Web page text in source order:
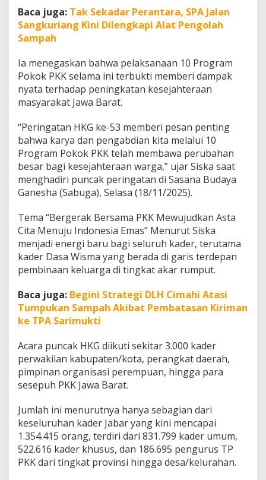
j
u
a
J
a
b
s
t
i
m
e
w
Baca juga: Tak Sekadar Perantara, SPA Jalan
Sangkuriang Kini Dilengkapi Alat Pengolah
Sampah
Ia menegaskan bahwa pelaksanaan 10 Program
Pokok PKK selama ini terbukti memberi dampak
nyata terhadap peningkatan kesejahteraan
masyarakat Jawa Barat.
“Peringatan HKG ke-53 memberi pesan penting
bahwa karya dan pengabdian kita melalui 10
Program Pokok PKK telah membawa perubahan
besar bagi kesejahteraan warga,” ujar Siska saat
menghadiri puncak peringatan di Sasana Budaya
Ganesha (Sabuga), Selasa (18/11/2025).
Tema “Bergerak Bersama PKK Mewujudkan Asta
Cita Menuju Indonesia Emas” Menurut Siska
menjadi energi baru bagi seluruh kader, terutama
kader Dasa Wisma yang berada di garis terdepan
pembinaan keluarga di tingkat akar rumput.
Baca juga: Begini Strategi DLH Cimahi Atasi
Tumpukan Sampah Akibat Pembatasan Kiriman
ke TPA Sarimukti
Acara puncak HKG diikuti sekitar 3.000 kader
perwakilan kabupaten/kota, perangkat daerah,
pimpinan organisasi perempuan, hingga para
sesepuh PKK Jawa Barat.
Jumlah ini menurutnya hanya sebagian dari
keseluruhan kader Jabar yang kini mencapai
1.354.415 orang, terdiri dari 831.799 kader umum,
522.616 kader khusus, dan 186.695 pengurus TP
PKK dari tingkat provinsi hingga desa/kelurahan.